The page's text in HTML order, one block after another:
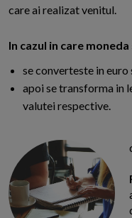
care ai realizat venitul.
In cazul in care
se converteste in euro
apoi se transforma in
valutei respective.